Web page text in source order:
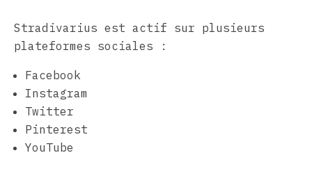
Stradivarius est actif sur plusieurs
plateformes sociales :
Facebook
Instagram
Twitter
Pinterest
YouTube